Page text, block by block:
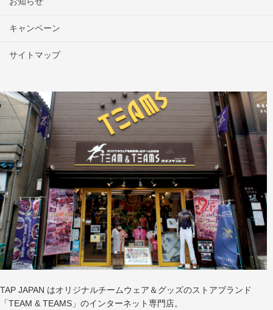
キャンペーン
サイトマップ
TAP JAPAN はオリジナルチームウェア＆グッズのストアブランド
「TEAM & TEAMS」のインターネット専門店。